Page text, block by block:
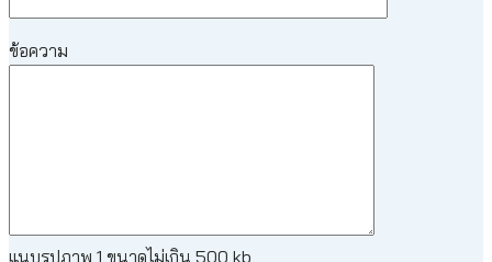
ข้อความ
แนบรูปภาพ 1 ขนาดไม่เกิน 500 kb